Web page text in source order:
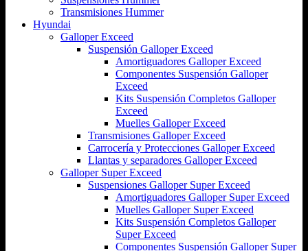
Transmisiones Hummer
Hyundai
Galloper Exceed
Suspensión Galloper Exceed
Amortiguadores Galloper Exceed
Componentes Suspensión Galloper
Exceed
Kits Suspensión Completos Galloper
Exceed
Muelles Galloper Exceed
Transmisiones Galloper Exceed
Carrocería y Protecciones Galloper Exceed
Llantas y separadores Galloper Exceed
Galloper Super Exceed
Suspensiones Galloper Super Exceed
Amortiguadores Galloper Super Exceed
Muelles Galloper Super Exceed
Kits Suspensión Completos Galloper
Super Exceed
Componentes Suspensión Galloper Super